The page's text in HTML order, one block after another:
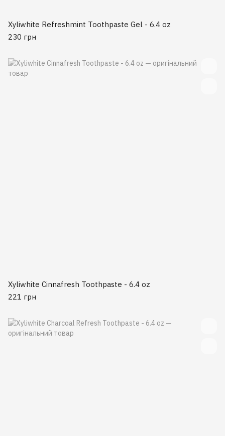
Xyliwhite Refreshmint Toothpaste Gel - 6.4 oz
230 грн
Xyliwhite Cinnafresh Toothpaste - 6.4 oz
221 грн